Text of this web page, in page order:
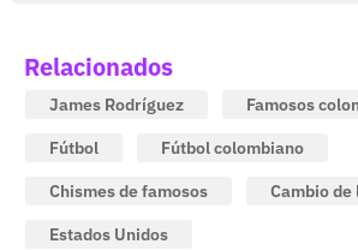
Relacionados
James Rodríguez
Famosos
Fútbol
Fútbol colombiano
Chismes de famosos
Cambio de
Estados Unidos